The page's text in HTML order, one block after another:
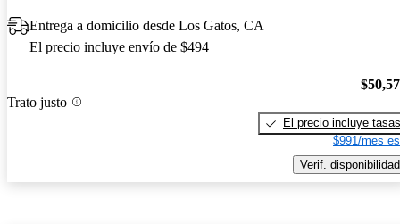
Entrega a domicilio desde Los Gatos, CA
El precio incluye envío de $494
Trato justo
El precio incluye tasas
$991/mes
Verif. disponibilidad